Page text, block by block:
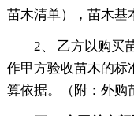
苗木清单），苗木基
2、 乙方以购买
作甲方验收苗木的标
算依据。（附：外购